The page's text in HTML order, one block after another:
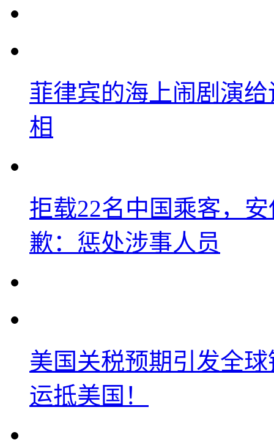
菲律宾的海上闹剧演
相
拒载22名中国乘客，
歉：惩处涉事人员
美国关税预期引发全
运抵美国！